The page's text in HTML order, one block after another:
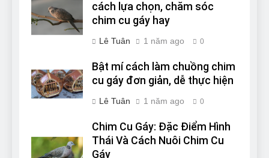
cách lựa chọn, chăm sóc
chim cu gáy hay
Lê Tuân 1 năm ago 0
Bật mí cách làm chuồng chim
cu gáy đơn giản, dễ thực hiện
Lê Tuân 1 năm ago 0
Chim Cu Gáy: Đặc Điểm Hình
Thái Và Cách Nuôi Chim Cu
Gáy